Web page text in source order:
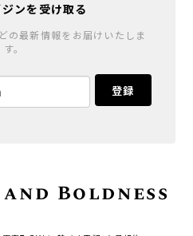
ンを受け取る
の最新情報をお届けいたしま
す。
登録
Boldness